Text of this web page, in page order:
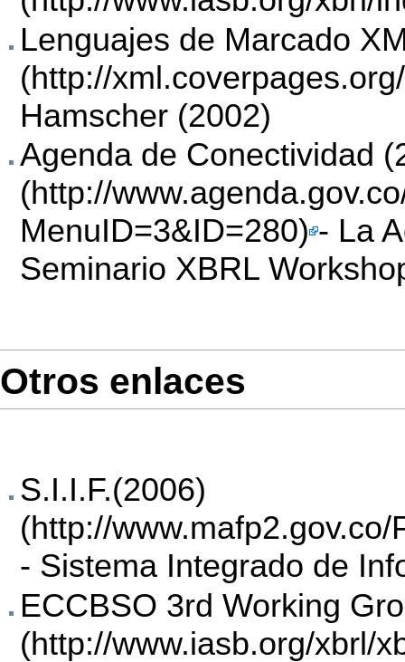
Lenguajes de Marcado
Hamscher (2002)
Agenda de Conectividad
- La
Seminario XBRL
Otros enlaces
S.I.I.F.(2006)
- Sistema Integrado de
ECCBSO 3rd Working